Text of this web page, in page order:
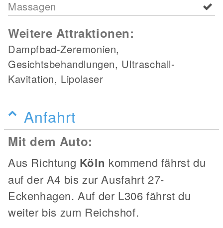
Massagen
Weitere Attraktionen:
Dampfbad-Zeremonien,
Gesichtsbehandlungen, Ultraschall-
Kavitation, Lipolaser
Anfahrt
Mit dem Auto:
Aus Richtung Köln kommend fährst du
auf der A4 bis zur Ausfahrt 27-
Eckenhagen. Auf der L306 fährst du
weiter bis zum Reichshof.